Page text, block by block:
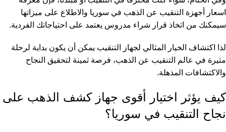
اسعار أجهزة التنقيب عن الذهب في سوريا والاطلاع على ميزاتها
سيمكنك من اتخاذ قرار شراء مدروس يعتمد على احتياجاتك الفردية.
لذا اكتشاف الخيار المثالي لجهاز التنقيب يمكن أن يكون بداية لرحلة
مثيرة في عالم التنقيب عن الذهب، فرصة ثمينة لتحقيق النجاح
والاكتشافات المذهلة.
كيف يؤثر اختيار أقوى جهاز كشف الذهب على
نجاح التنقيب في سوريا؟